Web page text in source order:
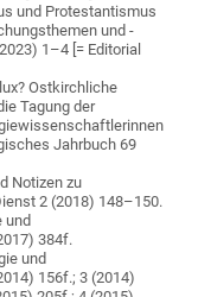
und Protestantismus
und -
1–4 [= Editorial
Ostkirchliche
Tagung der
Jahrbuch 69
Notizen zu
2 (2018) 148–150.
und
384f.
und
156f.; 3 (2014)